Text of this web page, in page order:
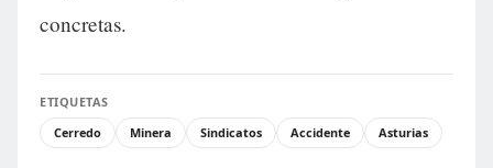
concretas.
ETIQUETAS
Cerredo
Minera Sindicatos Accidente Asturias